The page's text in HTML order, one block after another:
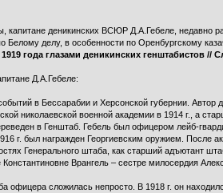
деникинских ВСЮР Д.А.Гебеле, недавно
Белому делу, в особенности по Оренбургскому
года глазами деникинских генштабистов //
Д.А.Гебеле:
в Бессарабии и Херсонской губернии.
николаевской военной академии в 1914 г., а
в Генштаб. Гебель был офицером лейб-
г. был награжден Георгиевским оружием. После
Генерального штаба, как старший адъютант
Врангель – сестре милосердия
офицера сложилась непросто. В 1918 г. он